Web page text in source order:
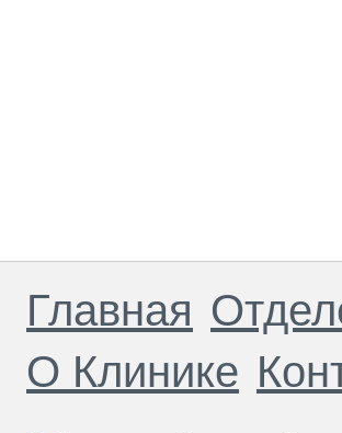
Главная
О Клинике